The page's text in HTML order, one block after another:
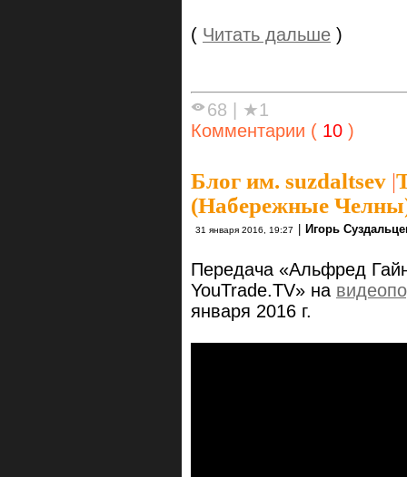
( Читать дальше )
68
★1
Комментарии ( 10 )
Блог им. suzdaltsev |
(Набережные Челны)
31 января 2016, 19:27 Игорь
Передача «Альфред
YouTrade.TV» на
января 2016 г.